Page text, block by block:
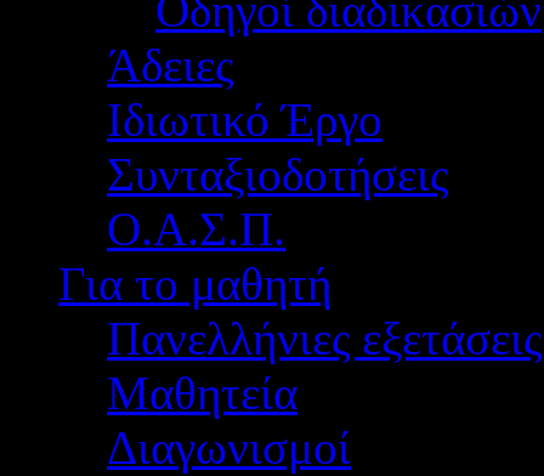
Άδειες
Ιδιωτικό Έργο
Συνταξιοδοτήσεις
Ο.Α.Σ.Π.
Για το μαθητή
Πανελλήνιες εξετάσεις
Μαθητεία
Διαγωνισμοί